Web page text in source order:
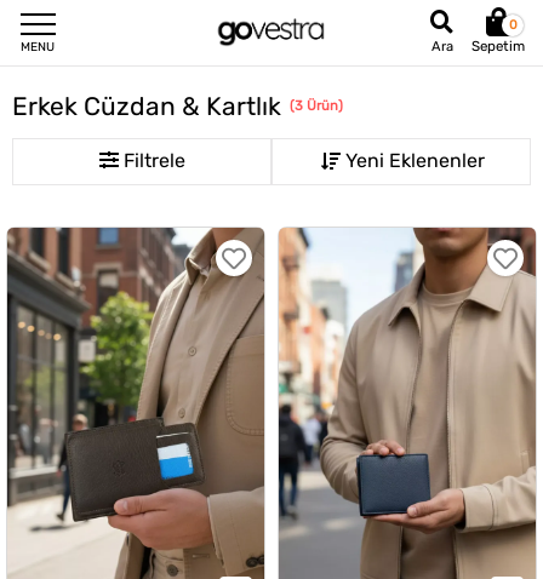
MENU Ara
0
Sepetim
Erkek Cüzdan & Kartlık (3 Ürün)
Filtrele